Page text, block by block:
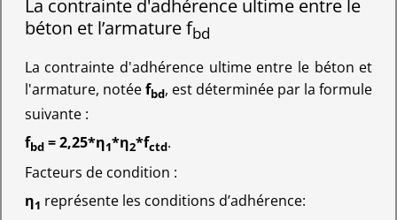
La contrainte d'adhérence ultime entre le
béton et l’armature fbd
La contrainte d'adhérence ultime entre le béton et
l'armature, notéefbd, est déterminée par la formule
suivante :
fbd= 2,25*η1*η2*fctd.
Facteurs de condition :
η1 représente les conditions d’adhérence: